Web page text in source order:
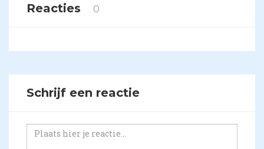
Reacties 0
Schrijf een reactie